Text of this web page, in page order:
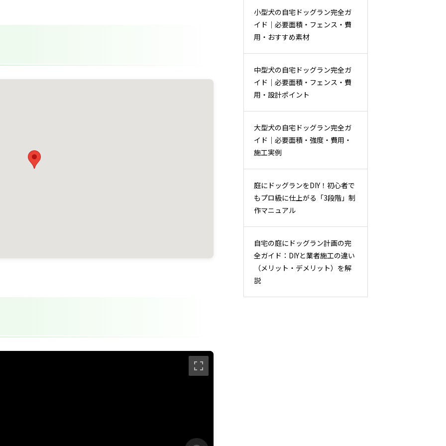
小型犬の自宅ドッグラン完全ガ
イド｜必要面積・フェンス・費
用・おすすめ素材
中型犬の自宅ドッグラン完全ガ
イド｜必要面積・フェンス・費
用・設計ポイント
大型犬の自宅ドッグラン完全ガ
イド｜必要面積・強度・費用・
施工実例
庭にドッグランをDIY！初心者で
もプロ級に仕上がる「3段階」制
作マニュアル
自宅の庭にドッグラン計画の完
全ガイド：DIYと業者施工の違い
（メリット・デメリット）を解
説